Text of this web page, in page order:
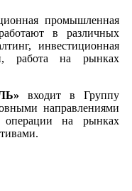
промышленная
в различных
инвестиционная
работа на рынках
входит в Группу
направлениями
операции на рынках